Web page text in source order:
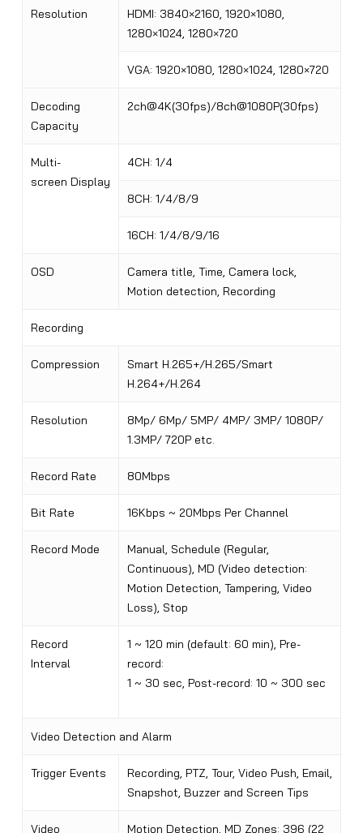
Resolution
HDMI: 3840×2160, 1920×1080,
1280×1024, 1280×720
VGA: 1920×1080, 1280×1024, 1280×720
Decoding
Capacity
2ch@4K(30fps)/8ch@1080P(30fps)
Multi-
screen Display
4CH: 1/4
8CH: 1/4/8/9
16CH: 1/4/8/9/16
OSD
Camera title, Time, Camera lock,
Motion detection, Recording
Recording
Compression
Smart H.265+/H.265/Smart
H.264+/H.264
Resolution 8Mp/ 6Mp/ 5MP/ 4MP/ 3MP/ 1080P/
1.3MP/ 720P etc.
Record Rate 80Mbps
Bit Rate 16Kbps ~ 20Mbps Per Channel
Record Mode
Manual, Schedule (Regular,
Continuous), MD (Video detection:
Motion Detection, Tampering, Video
Loss), Stop
Record
Interval
1 ~ 120 min (default: 60 min), Pre-
record:
1 ~ 30 sec, Post-record: 10 ~ 300 sec
Video Detection and Alarm
Trigger Events
Recording, PTZ, Tour, Video Push, Email,
Snapshot, Buzzer and Screen Tips
Video Motion Detection, MD Zones: 396 (22